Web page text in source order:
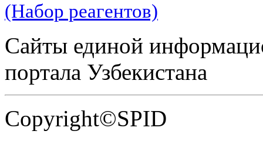
(Набор реагентов)
Сайты единой
портала Узбекистана
Copyright©SPID